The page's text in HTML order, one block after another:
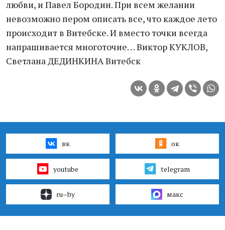
любви, и Павел Бородин. При всем желании
невозможно пером описать все, что каждое лето
происходит в Витебске. И вместо точки всегда
напрашивается многоточие… Виктор КУКЛОВ,
Светлана ДЕДИНКИНА Витебск
вк ок
youtube telegram
ru–by макс